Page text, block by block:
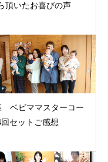
頂いたお喜びの声
ベビママスターコー
回セットご感想